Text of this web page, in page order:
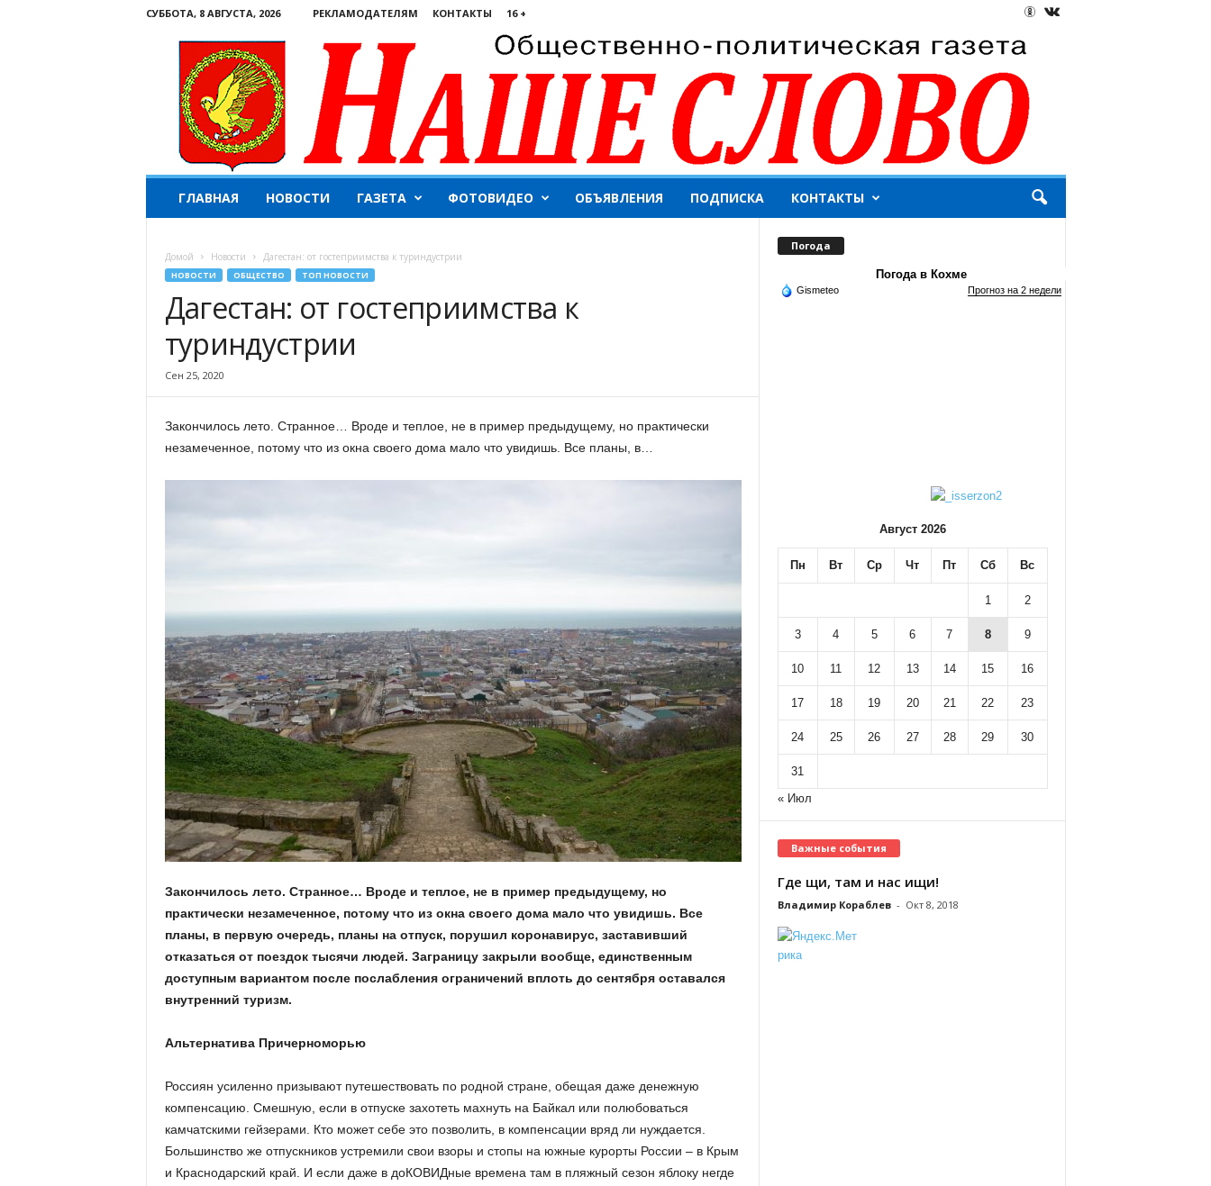
СУББОТА, 8 АВГУСТА, 2026 РЕКЛАМОДАТЕЛЯМ КОНТАКТЫ 16 +
ш
ГЛАВНАЯ НОВОСТИ ГАЗЕТА ФОТОВИДЕО ОБЪЯВЛЕНИЯ ПОДПИСКА КОНТАКТЫ
Домой Новости Дагестан: от гостеприимства к туриндустрии
НОВОСТИ ОБЩЕСТВО ТОП НОВОСТИ
Дагестан: от гостеприимства к
туриндустрии
Сен 25, 2020
Закончилось лето. Странное… Вроде и теплое, не в пример предыдущему, но практически
незамеченное, потому что из окна своего дома мало что увидишь. Все планы, в…
Закончилось лето. Странное… Вроде и теплое, не в пример предыдущему, но
практически незамеченное, потому что из окна своего дома мало что увидишь. Все
планы, в первую очередь, планы на отпуск, порушил коронавирус, заставивший
отказаться от поездок тысячи людей. Заграницу закрыли вообще, единственным
доступным вариантом после послабления ограничений вплоть до сентября оставался
внутренний туризм.
Альтернатива Причерноморью
Россиян усиленно призывают путешествовать по родной стране, обещая даже денежную
компенсацию. Смешную, если в отпуске захотеть махнуть на Байкал или полюбоваться
камчатскими гейзерами. Кто может себе это позволить, в компенсации вряд ли нуждается.
Большинство же отпускников устремили свои взоры и стопы на южные курорты России – в Крым
и Краснодарский край. И если даже в доКОВИДные времена там в пляжный сезон яблоку негде
Погода
Погода в Кохме
Gismeteo Прогноз на 2 недели
Август 2026
Пн Вт Ср Чт Пт Сб Вс
1 2
3 4 5 6 7 8 9
10 11 12 13 14 15 16
17 18 19 20 21 22 23
24 25 26 27 28 29 30
31
« Июл
Важные события
Где щи, там и нас ищи!
Владимир Кораблев - Окт 8, 2018